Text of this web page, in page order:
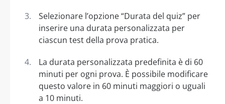
Selezionare l’opzione “Durata del quiz” per
inserire una durata personalizzata per
ciascun test della prova pratica.
La durata personalizzata predefinita è di 60
minuti per ogni prova. È possibile modificare
questo valore in 60 minuti maggiori o uguali
a 10 minuti.